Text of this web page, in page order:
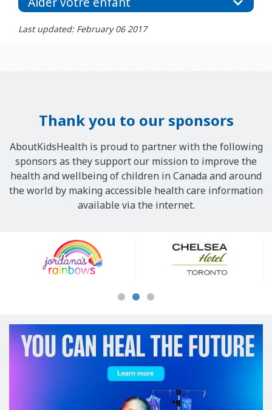
Last updated: February 06 2017
Thank you to our sponsors
AboutKidsHealth is proud to partner with the following
sponsors as they support our mission to improve the
health and wellbeing of children in Canada and around
the world by making accessible health care information
available via the internet.
Sponsors